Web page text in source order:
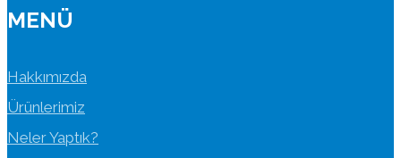
MENÜ
Hakkımızda
Ürünlerimiz
Neler Yaptık?